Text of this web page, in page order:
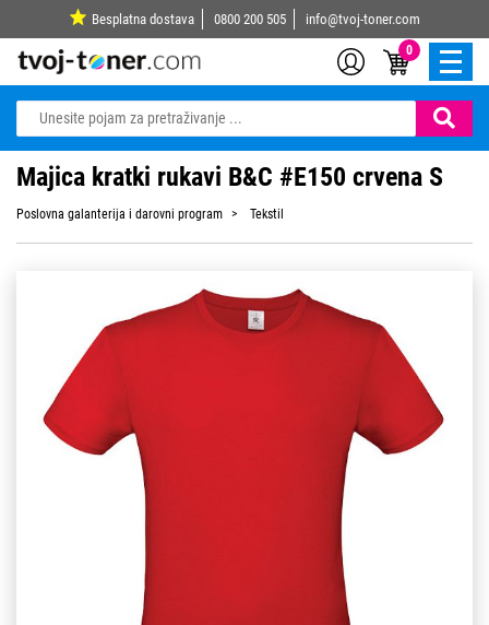
Besplatna dostava 0800 200 505 info@tvoj-toner.com
0
Majica kratki rukavi B&C #E150 crvena S
Poslovna galanterija i darovni program Tekstil